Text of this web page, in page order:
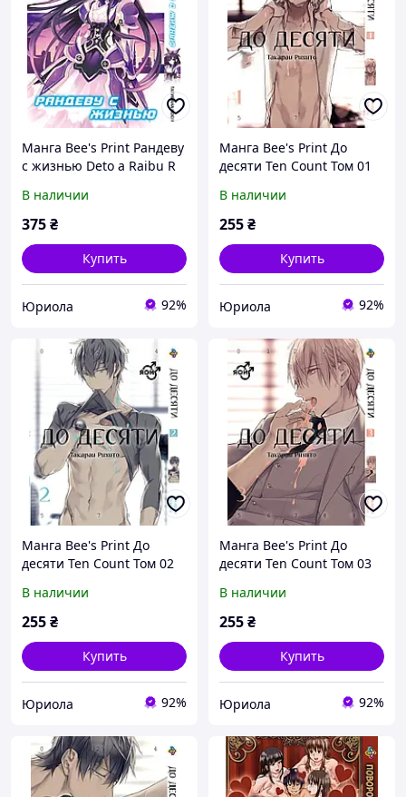
Манга Bee's Print Рандеву
с жизнью Deto a Raibu R
В наличии
375₴
Купить
Юриола 92%
Манга Bee's Print До
десяти Ten Count Том 01
В наличии
255₴
Купить
Юриола 92%
Манга Bee's Print До
десяти Ten Count Том 02
В наличии
255₴
Купить
Юриола 92%
Манга Bee's Print До
десяти Ten Count Том 03
В наличии
255₴
Купить
Юриола 92%